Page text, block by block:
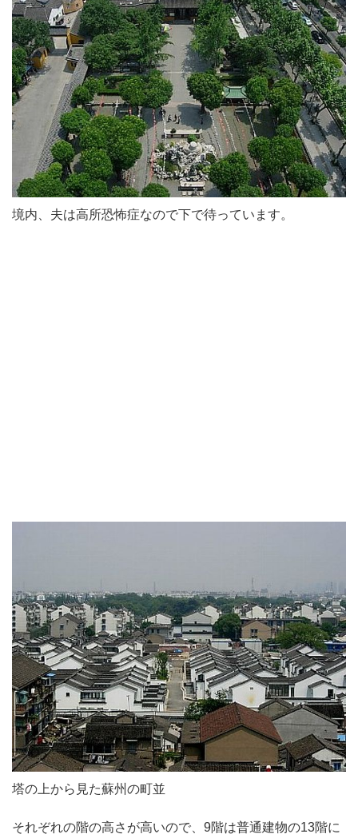
境内、夫は高所恐怖症なので下で待っています。
塔の上から見た蘇州の町並
それぞれの階の高さが高いので、9階は普通建物の13階に